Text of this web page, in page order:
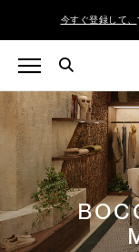
今すぐ登録して、